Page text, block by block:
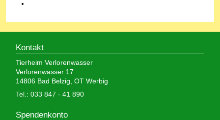
Kontakt
Tierheim Verlorenwasser
Verlorenwasser 17
14806 Bad Belzig, OT Werbig
Tel.: 033 847 - 41 890
Spendenkonto